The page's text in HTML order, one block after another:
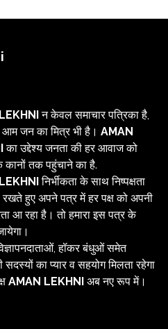
न केवल समाचार पत्रिका है,
जन का मित्र भी है। AMAN
का उद्देश्य जनता की हर आवाज को
तक पहुंचाने का है.
निर्भीकता के साथ निष्पक्षता
हुए अपने पत्र में हर पक्ष को अपनी
आ रहा है। तो हमारा इस पत्र के
हॉकर बंधुओं समेत
सदस्यों का प्यार व सहयोग मिलता रहेगा
AMAN LEKHNI अब नए रूप में।